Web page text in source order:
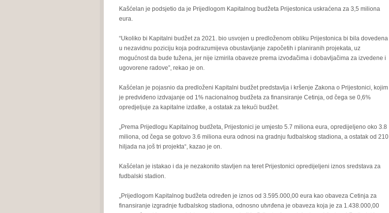
Kašćelan je podsjetio da je Prijedlogom Kapitalnog budžeta Prijestonica uskraćena za 3,5 miliona
eura.
“Ukoliko bi Kapitalni budžet za 2021. bio usvojen u predloženom obliku Prijestonica bi bila dovedena
u nezavidnu poziciju koja podrazumijeva obustavljanje započetih i planiranih projekata, uz
mogućnost da bude tužena, jer nije izmirila obaveze prema izvođačima i dobavljačima za izvedene i
ugovorene radove”, rekao je on.
Kašćelan je pojasnio da predloženi Kapitalni budžet predstavlja i kršenje Zakona o Prijestonici, kojim
je predviđeno izdvajanje od 1% nacionalnog budžeta za finansiranje Cetinja, od čega se 0,6%
opredjeljuje za kapitalne izdatke, a ostatak za tekući budžet.
„Prema Prijedlogu Kapitalnog budžeta, Prijestonici je umjesto 5.7 miliona eura, opredijeljeno oko 3.8
miliona, od čega se gotovo 3.6 miliona eura odnosi na gradnju fudbalskog stadiona, a ostatak od 210
hiljada na još tri projekta“, kazao je on.
Kašćelan je istakao i da je nezakonito stavljen na teret Prijestonici opredijeljeni iznos sredstava za
fudbalski stadion.
„Prijedlogom Kapitalnog budžeta određen je iznos od 3.595.000,00 eura kao obaveza Cetinja za
finansiranje izgradnje fudbalskog stadiona, odnosno utvrđena je obaveza koja je za 1.438.000,00